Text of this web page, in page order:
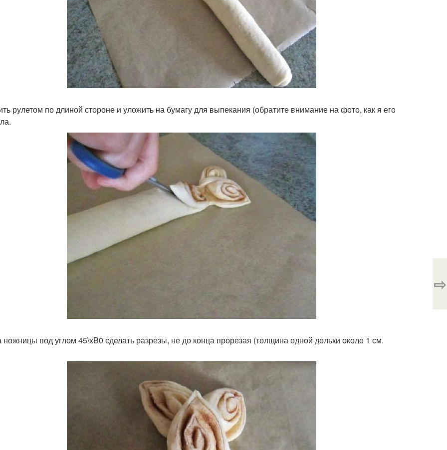
рулетом по длиной стороне и уложить на бумагу для выпекания (обратите внимание на фото, как я его
под углом 45\xB0 сделать разрезы, не до конца прорезая (толщина одной дольки около 1 см.
⇨